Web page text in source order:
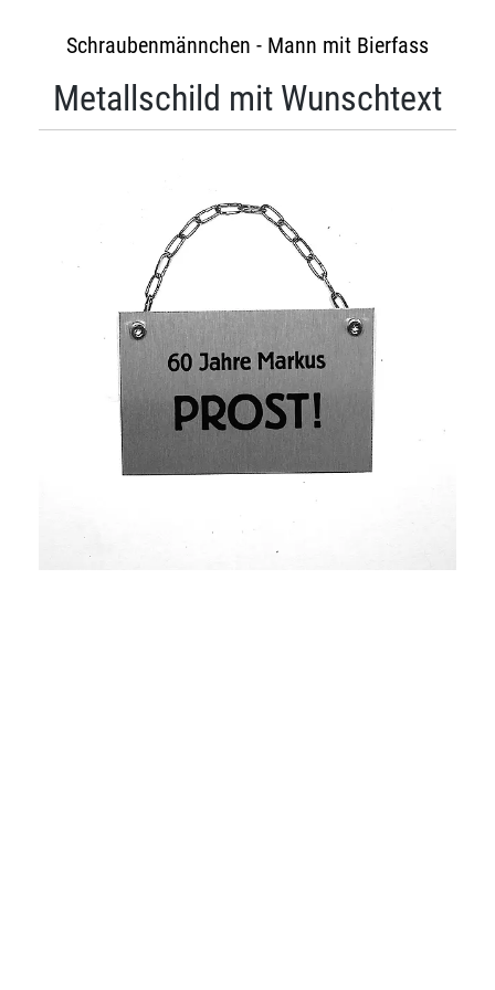
Schraubenmännchen - Mann mit Bierfass
Metallschild mit Wunschtext